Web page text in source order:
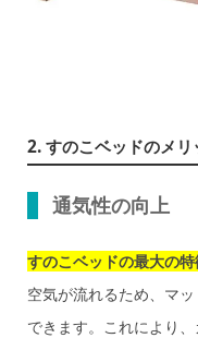
2. すのこベッドのメリ
通気性の向上
すのこベッドの最大の特
空気が流れるため、マ
できます。これにより